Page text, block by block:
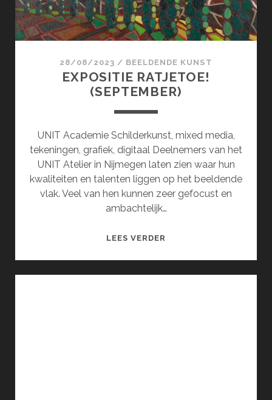
28/08/2023 / BEELDENDE KUNST
EXPOSITIE RATJETOE!
(SEPTEMBER)
UNIT Academie Schilderkunst, mixed media,
tekeningen, grafiek, digitaal Deelnemers van het
UNIT Atelier in Nijmegen laten zien waar hun
kwaliteiten en talenten liggen op het beeldende
vlak. Veel van hen kunnen zeer gefocust en
ambachtelijk…
LEES VERDER